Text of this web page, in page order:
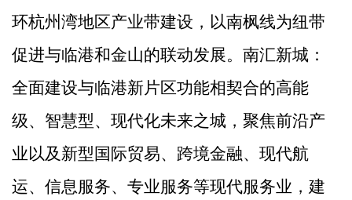
环杭州湾地区产业带建设，以南枫线为纽带
促进与临港和金山的联动发展。南汇新城：
全面建设与临港新片区功能相契合的高能
级、智慧型、现代化未来之城，聚焦前沿产
业以及新型国际贸易、跨境金融、现代航
运、信息服务、专业服务等现代服务业，建